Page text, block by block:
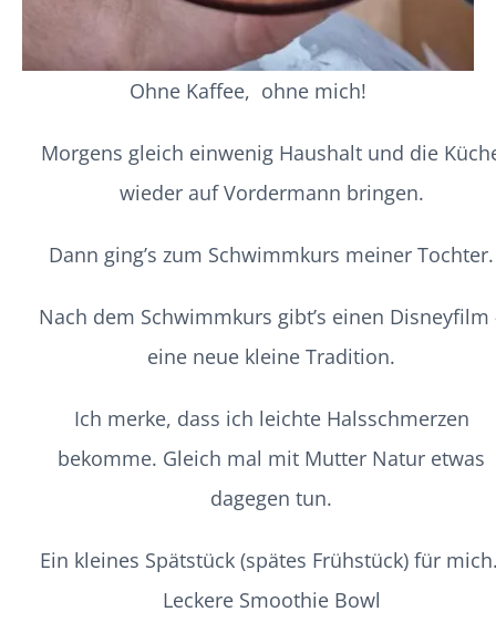
Ohne Kaffee, ohne mich!
Morgens gleich einwenig Haushalt und die
wieder auf Vordermann bringen.
Dann ging’s zum Schwimmkurs meiner Tochter.
Nach dem Schwimmkurs gibt’s einen Disneyfilm
eine neue kleine Tradition.
Ich merke, dass ich leichte Halsschmerzen
bekomme. Gleich mal mit Mutter Natur etwas
dagegen tun.
Ein kleines Spätstück (spätes Frühstück) für
Leckere Smoothie Bowl